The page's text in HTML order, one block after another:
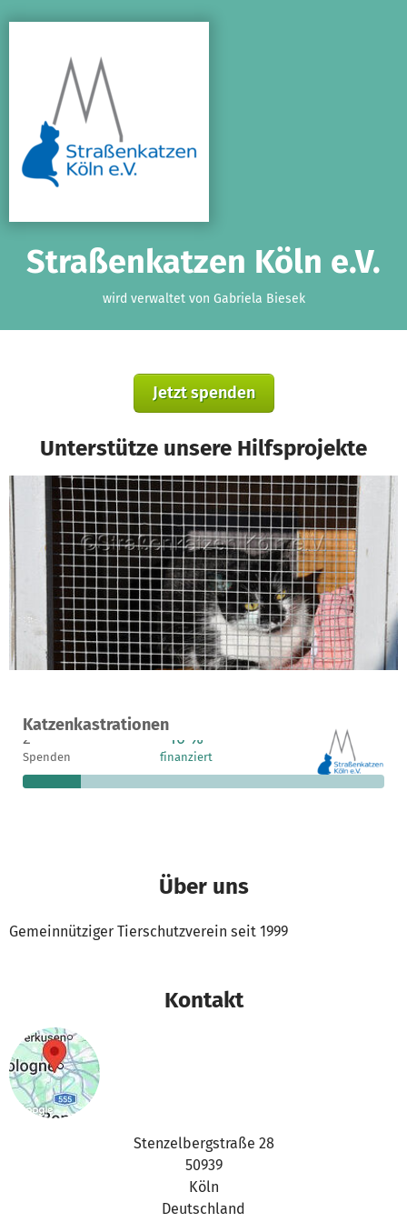
Straßenkatzen Köln e.V.
wird verwaltet von Gabriela Biesek
Jetzt spenden
Unterstütze unsere Hilfsprojekte
Katzenkastrationen
Ein Projekt in Köln, Deutschland
2
Spenden
16 %
finanziert
420 €
fehlen noch
Über uns
Gemeinnütziger Tierschutzverein seit 1999
Kontakt
Stenzelbergstraße 28
50939
Köln
Deutschland